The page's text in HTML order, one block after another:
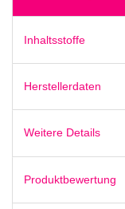
Inhaltsstoffe
Herstellerdaten
Weitere Details
Produktbewertung